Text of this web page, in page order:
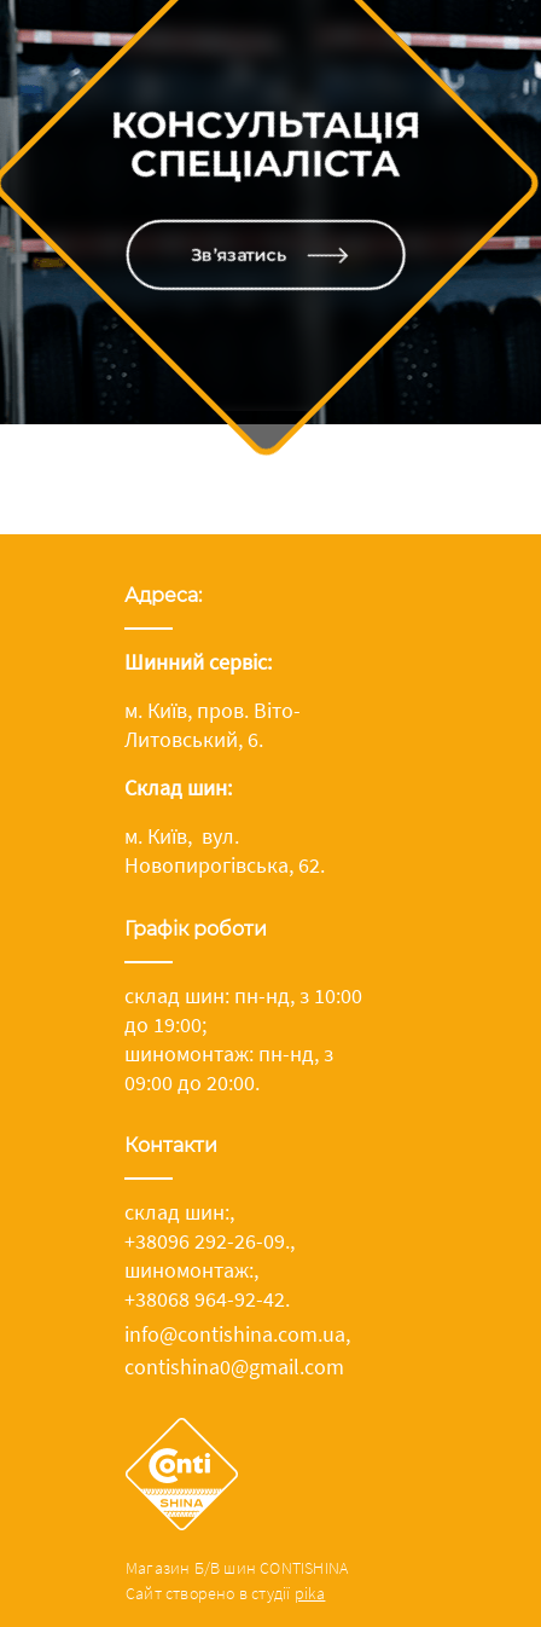
КОНСУЛЬТАЦІЯ
СПЕЦІАЛІСТА
Зв’язатись
Магазин Б/В шин CONTISHINA
Сайт створено в студії pika
Адреса:
Шинний сервіс:
м. Київ, пров. Віто-
Литовський, 6.
Склад шин:
м. Київ, вул.
Новопирогівська, 62.
Графік роботи
склад шин: пн-нд, з 10:00
до 19:00;
шиномонтаж: пн-нд, з
09:00 до 20:00.
Контакти
склад шин:,
+38096 292-26-09.,
шиномонтаж:,
+38068 964-92-42.
info@contishina.com.ua,
contishina0@gmail.com